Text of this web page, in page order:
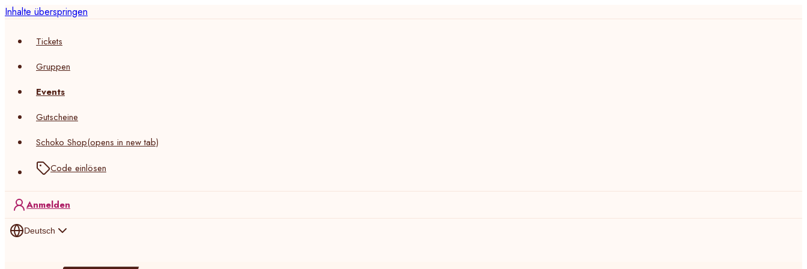
Inhalte überspringen
Tickets
Gruppen
Events
Gutscheine
Schoko Shop(opens in new tab)
Code einlösen
Anmelden
Deutsch